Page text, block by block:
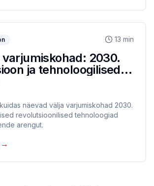
13 min
2030.
ja tehnoloogilised
näevad välja varjumiskohad 2030.
revolutsioonilised tehnoloogiad
arengut.
→